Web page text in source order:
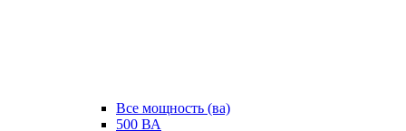
Все мощность (ва)
500 ВА